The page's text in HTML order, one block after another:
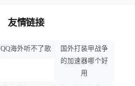
友情链接
QQ海外听不了歌
国外打装甲战争
的加速器哪个好
用